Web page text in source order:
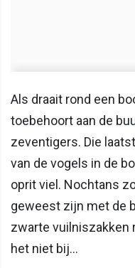
Als draait rond een
toebehoort aan de
zeventigers. Die
van de vogels in de
oprit viel. Nochtans
geweest zijn met de
zwarte vuilniszakken
het niet bij…